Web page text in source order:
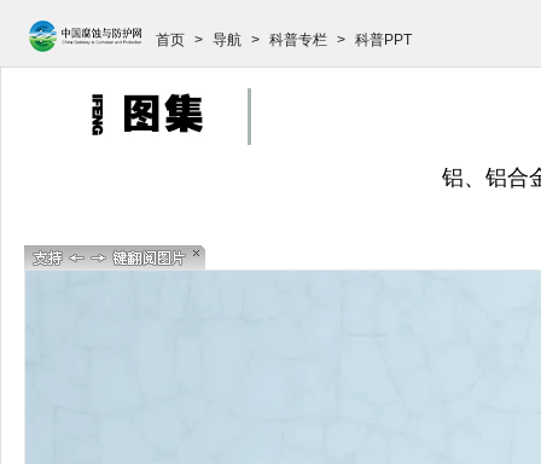
首页 > 导航 > 科普专栏 > 科普PPT
铝、铝合